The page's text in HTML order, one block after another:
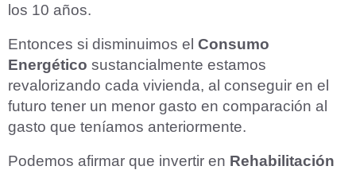
los 10 años.
Entonces si disminuimos el Consumo
Energético sustancialmente estamos
revalorizando cada vivienda, al conseguir en el
futuro tener un menor gasto en comparación al
gasto que teníamos anteriormente.
Podemos afirmar que invertir en Rehabilitación